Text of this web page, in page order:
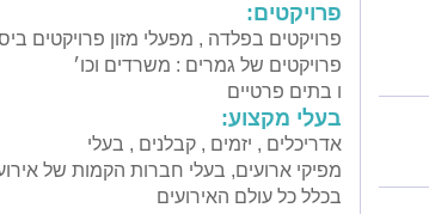
פרויקטים:
פרויקטים בפלדה , מפעלי מזון פרויקטים
פרויקטים של גמרים : משרדים וכו׳
ו בתים פרטיים
בעלי מקצוע:
אדריכלים , יזמים , קבלנים , בעלי
מפיקי ארועים, בעלי חברות הקמות של
בכלל כל עולם האירועים